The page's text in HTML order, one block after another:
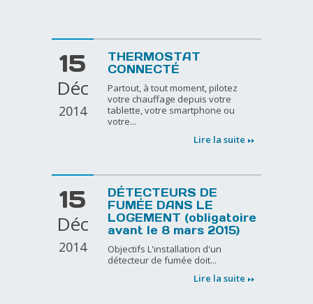
15
Déc
2014
THERMOSTAT
CONNECTÉ
Partout, à tout moment, pilotez
votre chauffage depuis votre
tablette, votre smartphone ou
votre...
Lire la suite
15
Déc
2014
DÉTECTEURS DE
FUMÉE DANS LE
LOGEMENT (obligatoire
avant le 8 mars 2015)
Objectifs L'installation d'un
détecteur de fumée doit...
Lire la suite